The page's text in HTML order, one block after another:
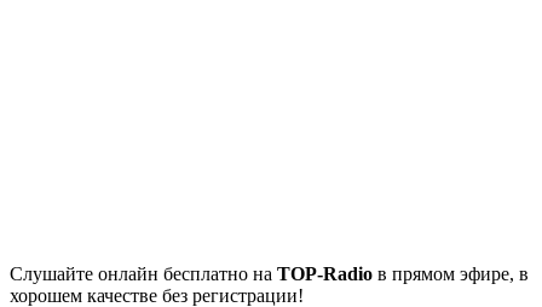
Cлушайте онлайн бесплатно на TOP-Radio в прямом эфире, в
хорошем качестве без регистрации!